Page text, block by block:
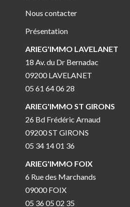
Nous contacter
Présentation
ARIEG'IMMO LAVELANET
18 Av. du Dr Bernadac
09200 LAVELANET
05 61 64 06 28
ARIEG'IMMO ST GIRONS
26 Bd Frédéric Arnaud
09200 ST GIRONS
05 34 14 01 36
ARIEG'IMMO FOIX
6 Rue des Marchands
09000 FOIX
05 36 05 02 35